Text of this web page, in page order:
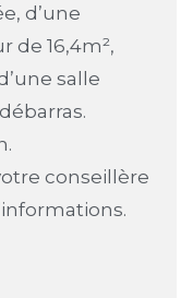
d’une
de 16,4m²,
salle
conseillère